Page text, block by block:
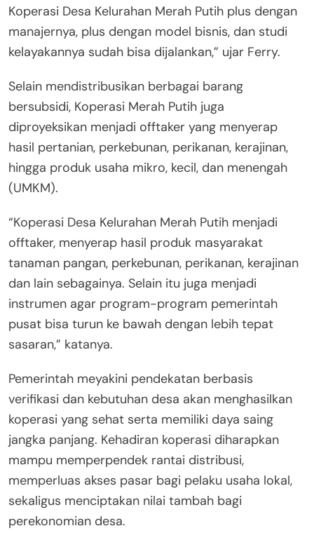
Koperasi Desa Kelurahan Merah Putih plus dengan
manajernya, plus dengan model bisnis, dan studi
kelayakannya sudah bisa dijalankan,” ujar Ferry.
Selain mendistribusikan berbagai barang
bersubsidi, Koperasi Merah Putih juga
diproyeksikan menjadi offtaker yang menyerap
hasil pertanian, perkebunan, perikanan, kerajinan,
hingga produk usaha mikro, kecil, dan menengah
(UMKM).
“Koperasi Desa Kelurahan Merah Putih menjadi
offtaker, menyerap hasil produk masyarakat
tanaman pangan, perkebunan, perikanan, kerajinan
dan lain sebagainya. Selain itu juga menjadi
instrumen agar program-program pemerintah
pusat bisa turun ke bawah dengan lebih tepat
sasaran,” katanya.
Pemerintah meyakini pendekatan berbasis
verifikasi dan kebutuhan desa akan menghasilkan
koperasi yang sehat serta memiliki daya saing
jangka panjang. Kehadiran koperasi diharapkan
mampu memperpendek rantai distribusi,
memperluas akses pasar bagi pelaku usaha lokal,
sekaligus menciptakan nilai tambah bagi
perekonomian desa.